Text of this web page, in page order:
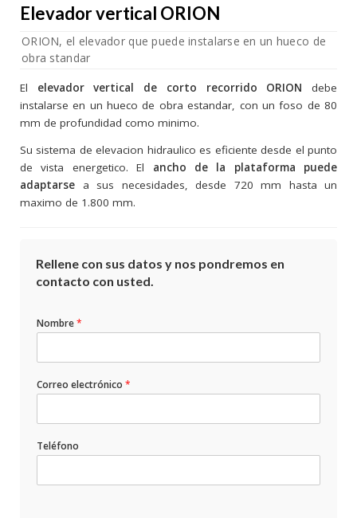
Elevador vertical ORION
ORION, el elevador que puede instalarse en un hueco de
obra standar
El elevador vertical de corto recorrido ORION debe
instalarse en un hueco de obra estandar, con un foso de 80
mm de profundidad como minimo.
Su sistema de elevacion hidraulico es eficiente desde el punto
de vista energetico. El ancho de la plataforma puede
adaptarse a sus necesidades, desde 720 mm hasta un
maximo de 1.800 mm.
Rellene con sus datos y nos pondremos en
contacto con usted.
Nombre*
Correo electrónico *
Teléfono